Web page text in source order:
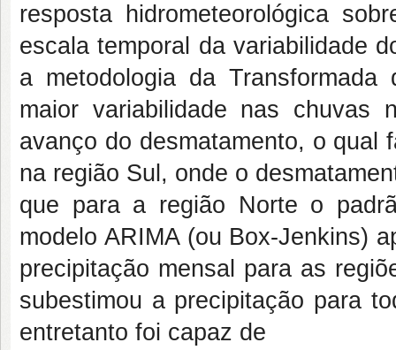
resposta hidrometeorológica
escala temporal da variabilidade
a metodologia da
maior variabilidade nas chuvas
avanço do desmatamento, o qual
na região Sul, onde o
que para a região Norte o
modelo ARIMA (ou Box-Jenkins)
precipitação mensal para as
subestimou a precipitação para
entretanto foi capaz de